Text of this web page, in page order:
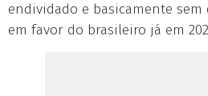
endividado e basicamente
em favor do brasileiro já em